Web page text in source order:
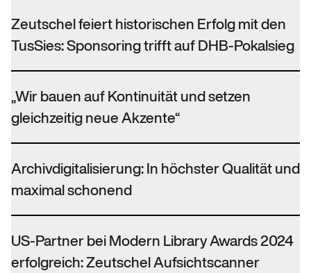
Zeutschel feiert historischen Erfolg mit den
TusSies: Sponsoring trifft auf DHB-Pokalsieg
„Wir bauen auf Kontinuität und setzen
gleichzeitig neue Akzente“
Archivdigitalisierung: In höchster Qualität und
maximal schonend
US-Partner bei Modern Library Awards 2024
erfolgreich: Zeutschel Aufsichtscanner